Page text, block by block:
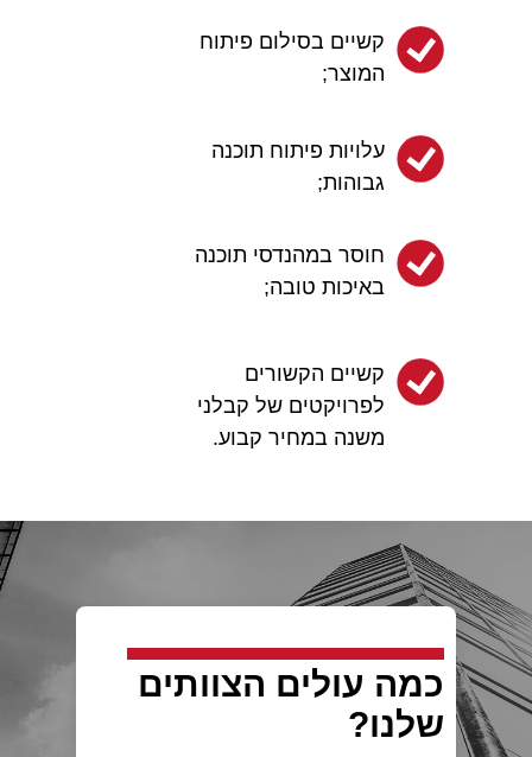
קשיים בסילום פיתוח
המוצר;
חוסר במהנדסי תוכנה
באיכות טובה;
עלויות פיתוח תוכנה
גבוהות;
קשיים הקשורים
לפרויקטים של קבלני
משנה במחיר קבוע.
כמה עולים הצוותים
שלנו?